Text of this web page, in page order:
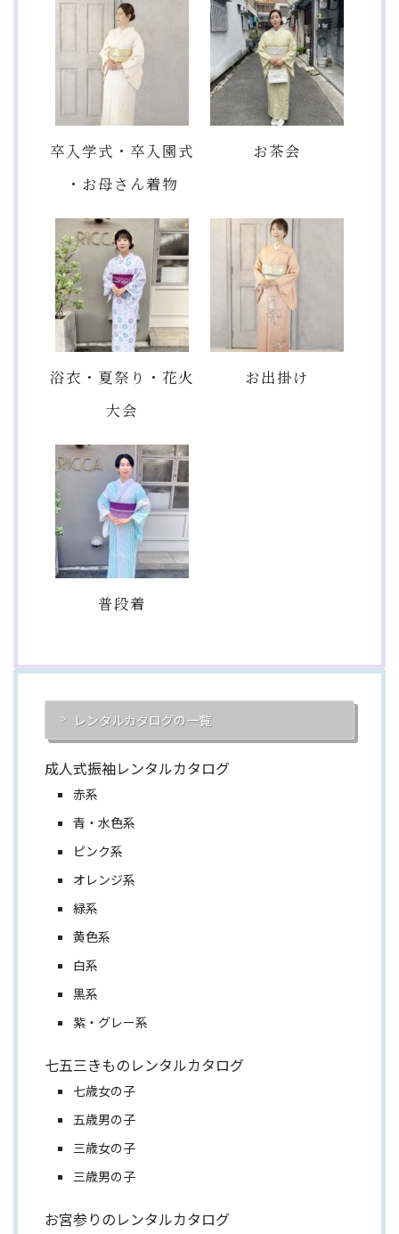
卒入学式・卒入園式
・お母さん着物
お茶会
浴衣・夏祭り・花火
大会
お出掛け
普段着
レンタルカタログの一覧
成人式振袖レンタルカタログ
赤系
青・水色系
ピンク系
オレンジ系
緑系
黄色系
白系
黒系
紫・グレー系
七五三きものレンタルカタログ
七歳女の子
五歳男の子
三歳女の子
三歳男の子
お宮参りのレンタルカタログ